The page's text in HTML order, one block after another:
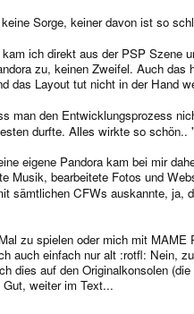
Sorge, keiner davon ist so
ich direkt aus der PSP
zu, keinen Zweifel. Auch
das Layout tut nicht in der
man den Entwicklungsprozess
durfte. Alles wirkte so schön..
eigene Pandora kam bei mir
Musik, bearbeitete Fotos und
sämtlichen CFWs auskannte, ja,
zu spielen oder mich mit
auch einfach nur alt :rotfl: Nein,
dies auf den Originalkonsolen
weiter im Text...